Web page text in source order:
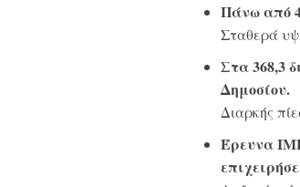
Πάνω από
Σταθερά
Στα 368,3
Δημοσίου.
Διαρκής
Έρευνα